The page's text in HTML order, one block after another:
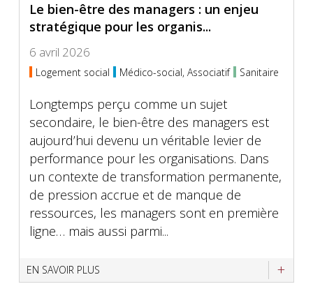
Le bien-être des managers : un enjeu
stratégique pour les organis...
6 avril 2026
Logement social Médico-social, Associatif Sanitaire
Longtemps perçu comme un sujet
secondaire, le bien-être des managers est
aujourd’hui devenu un véritable levier de
performance pour les organisations. Dans
un contexte de transformation permanente,
de pression accrue et de manque de
ressources, les managers sont en première
ligne… mais aussi parmi...
EN SAVOIR PLUS